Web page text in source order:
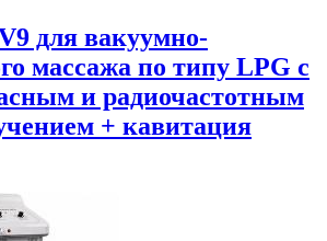
для вакуумно-
массажа по типу LPG с
и радиочастотным
+ кавитация